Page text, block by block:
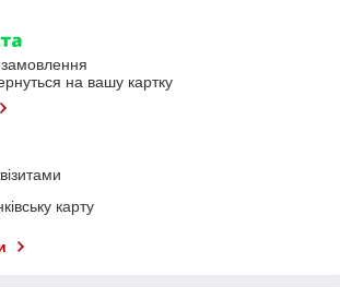
на вашу картку
карту